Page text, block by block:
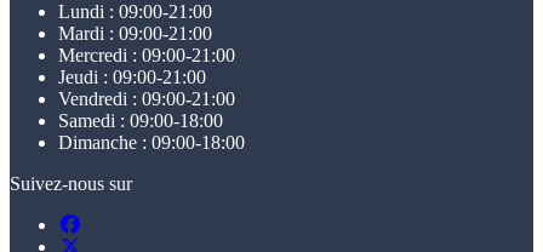
Lundi : 09:00-21:00
Mardi : 09:00-21:00
Mercredi : 09:00-21:00
Jeudi : 09:00-21:00
Vendredi : 09:00-21:00
Samedi : 09:00-18:00
Dimanche : 09:00-18:00
Suivez-nous sur